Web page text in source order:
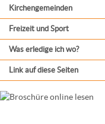
Kirchengemeinden
Freizeit und Sport
Was erledige ich wo?
Link auf diese Seiten